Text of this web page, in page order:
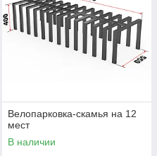
Велопарковка-скамья на 12
мест
В наличии